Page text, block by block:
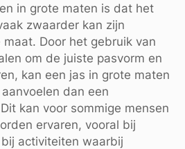
in grote maten is dat het
zwaarder kan zijn
Door het gebruik van
om de juiste pasvorm en
kan een jas in grote maten
dan een
kan voor sommige mensen
ervaren, vooral bij
activiteiten waarbij